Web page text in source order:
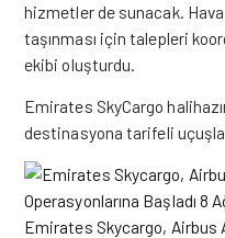
hizmetler de sunacak. Hava
taşınması için talepleri
ekibi oluşturdu.
Emirates SkyCargo
destinasyona tarifeli
Emirates Skycargo, Airbus